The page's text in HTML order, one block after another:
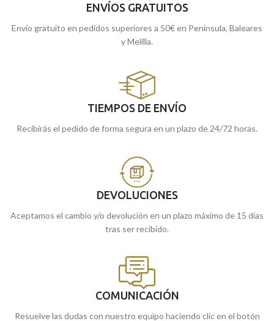
ENVÍOS GRATUITOS
Envío gratuito en pedidos superiores a 50€ en Península, Baleares
y Melilla.
TIEMPOS DE ENVÍO
Recibirás el pedido de forma segura en un plazo de 24/72 horas.
DEVOLUCIONES
Aceptamos el cambio y/o devolución en un plazo máximo de 15 días
tras ser recibido.
COMUNICACIÓN
Resuelve las dudas con nuestro equipo haciendo clic en el botón